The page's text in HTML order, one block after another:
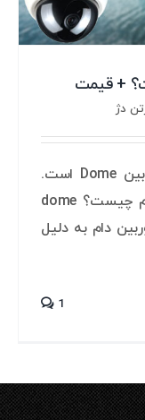
+ قیمت
دژ
، دوربین Dome است.
علت نامگذاری دوربین مداربسته دام چیست؟ dome
دام به دلیل
1